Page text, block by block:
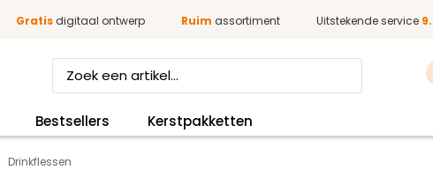
Gratisdigitaal ontwerp Ruim assortiment Uitstekende service
Bestsellers Kerstpakketten
Drinkflessen